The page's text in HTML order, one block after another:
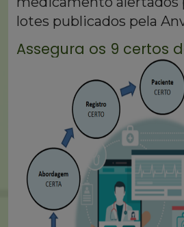
lotes publicados pela
Assegura os 9 certos